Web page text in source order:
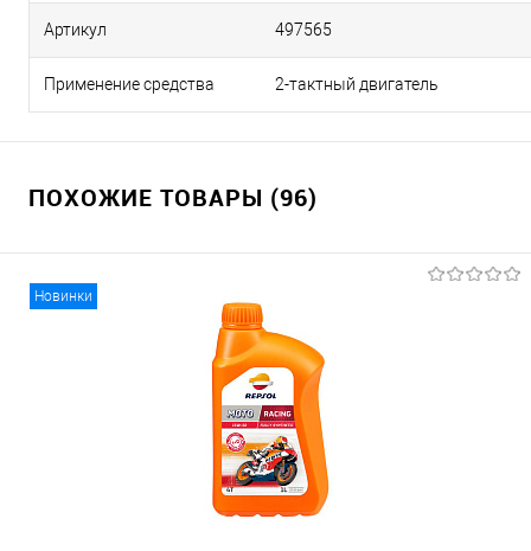
Артикул 497565
Применение средства 2-тактный двигатель
ПОХОЖИЕ ТОВАРЫ (96)
Новинки